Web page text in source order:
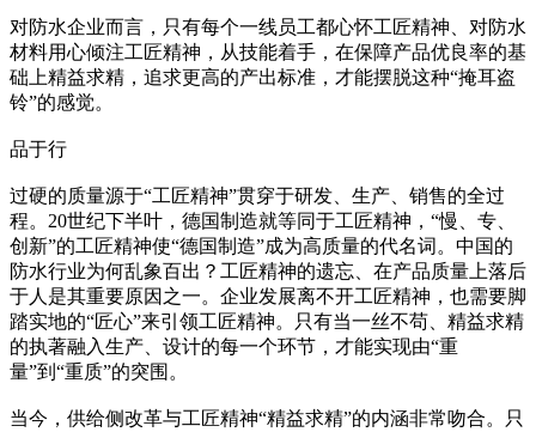
对防水企业而言，只有每个一线员工都心怀工匠精神、对防水
材料用心倾注工匠精神，从技能着手，在保障产品优良率的基
础上精益求精，追求更高的产出标准，才能摆脱这种“掩耳盗
铃”的感觉。
品于行
过硬的质量源于“工匠精神”贯穿于研发、生产、销售的全过
程。20世纪下半叶，德国制造就等同于工匠精神，“慢、专、
创新”的工匠精神使“德国制造”成为高质量的代名词。中国的
防水行业为何乱象百出？工匠精神的遗忘、在产品质量上落后
于人是其重要原因之一。企业发展离不开工匠精神，也需要脚
踏实地的“匠心”来引领工匠精神。只有当一丝不苟、精益求精
的执著融入生产、设计的每一个环节，才能实现由“重
量”到“重质”的突围。
当今，供给侧改革与工匠精神“精益求精”的内涵非常吻合。只